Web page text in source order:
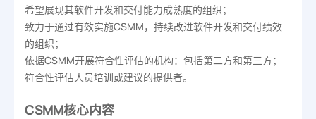
希望展现其软件开发和交付能力成熟度的组织；
致力于通过有效实施CSMM，持续改进软件开发和交付绩效
的组织；
依据CSMM开展符合性评估的机构：包括第二方和第三方；
符合性评估人员培训或建议的提供者。
CSMM核心内容